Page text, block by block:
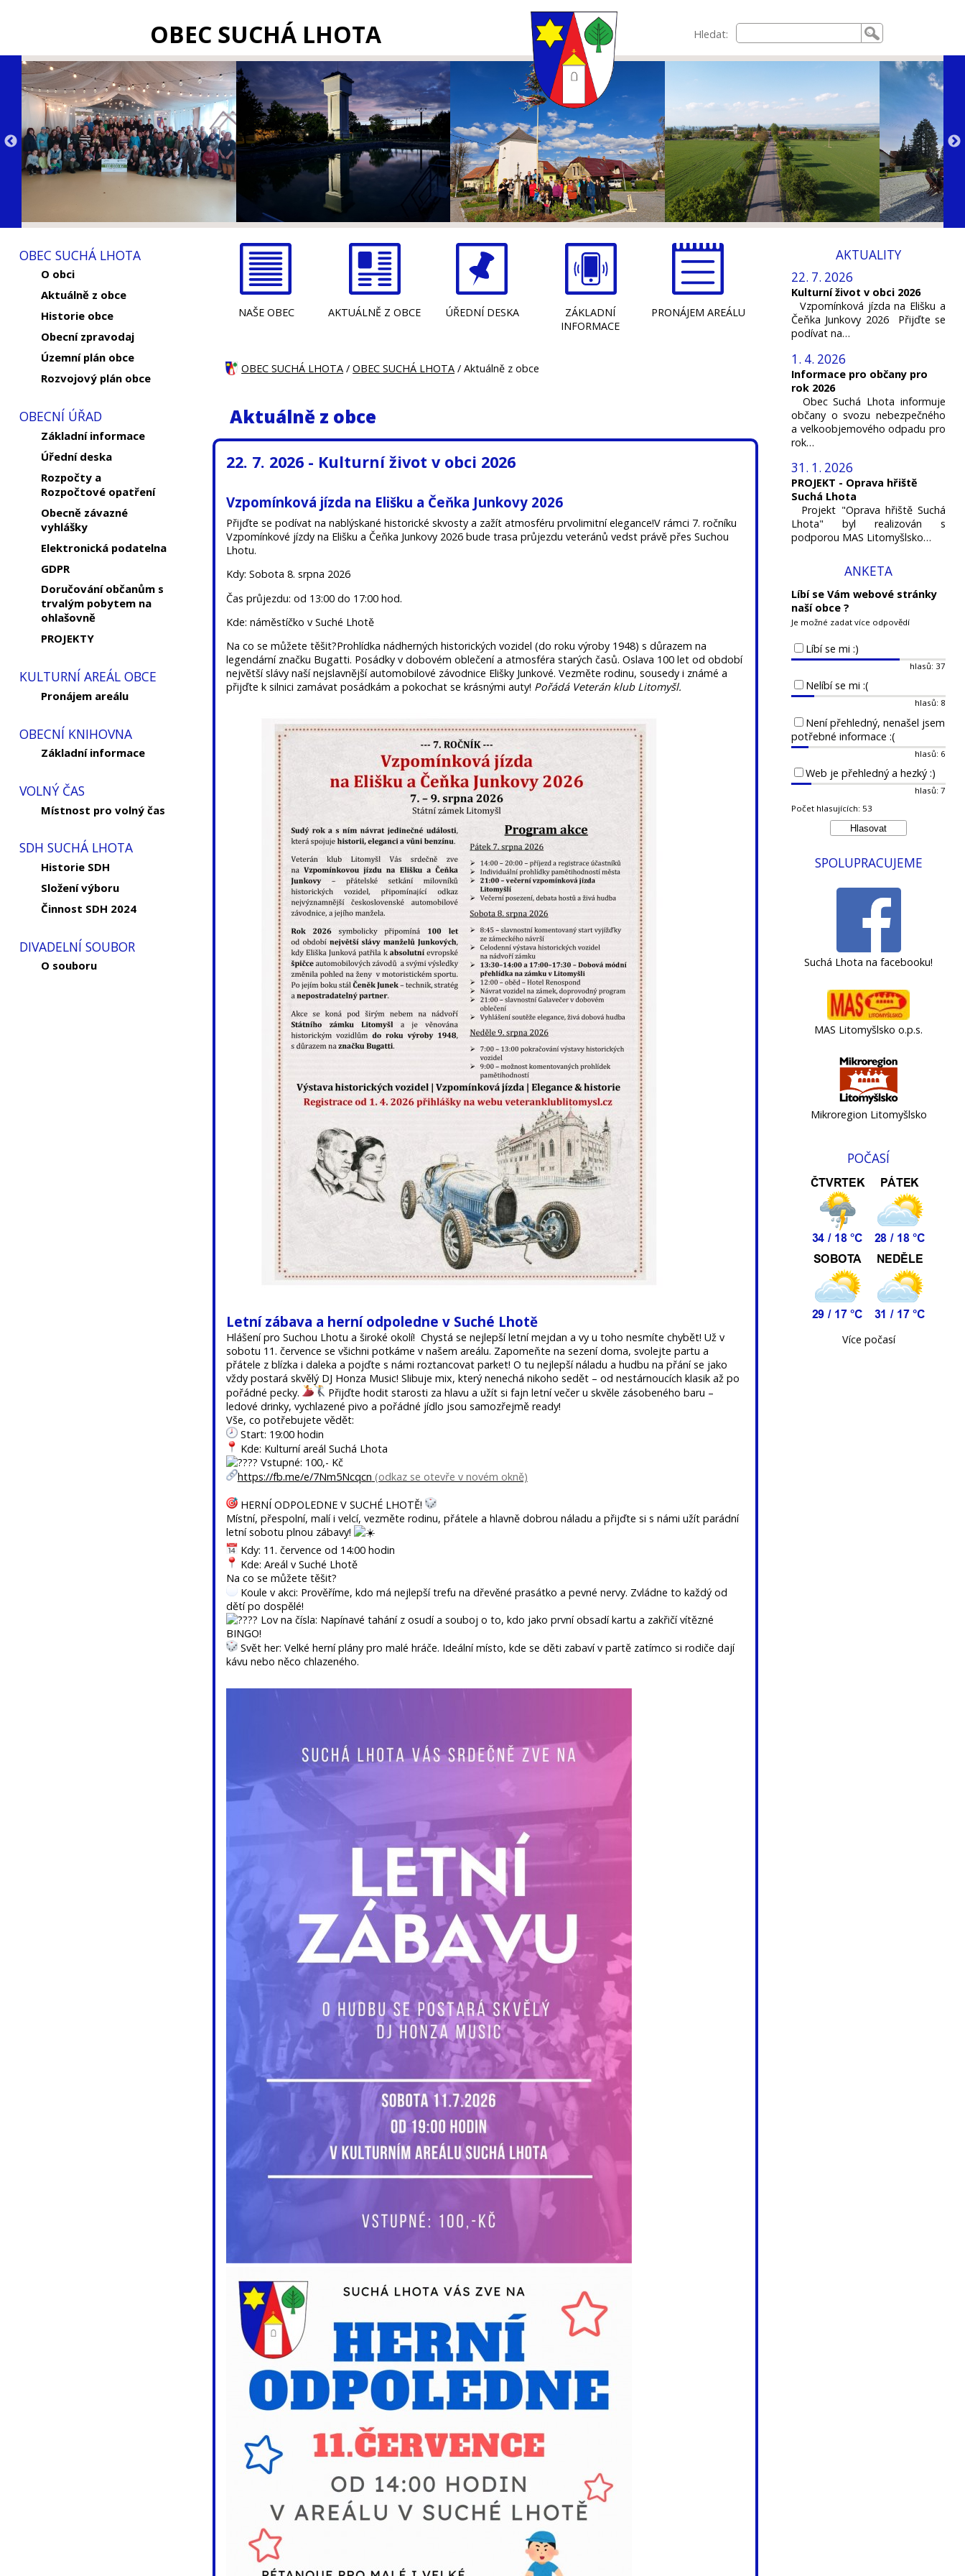
OBEC SUCHÁ LHOTA Hledat:
OBEC SUCHÁ LHOTA
O obci
Aktuálně z obce
Historie obce
Obecní zpravodaj
Územní plán obce
Rozvojový plán obce
OBECNÍ ÚŘAD
Základní informace
Úřední deska
Rozpočty a
Rozpočtové opatření
Obecně závazné
vyhlášky
Elektronická podatelna
GDPR
Doručování občanům s
trvalým pobytem na
ohlašovně
PROJEKTY
KULTURNÍ AREÁL OBCE
Pronájem areálu
OBECNÍ KNIHOVNA
Základní informace
VOLNÝ ČAS
Místnost pro volný čas
SDH SUCHÁ LHOTA
Historie SDH
Složení výboru
Činnost SDH 2024
DIVADELNÍ SOUBOR
O souboru
NAŠE OBEC AKTUÁLNĚ Z OBCE ÚŘEDNÍ DESKA
ZÁKLADNÍ
INFORMACE
PRONÁJEM AREÁLU
OBEC SUCHÁ LHOTA /OBEC SUCHÁ LHOTA / Aktuálně z obce
Aktuálně z obce
22. 7. 2026 - Kulturní život v obci 2026
Vzpomínková jízda na Elišku a Čeňka Junkovy 2026
Přijďte se podívat na nablýskané historické skvosty a zažít atmosféru prvolimitní elegance!V rámci 7. ročníku
Vzpomínkové jízdy na Elišku a Čeňka Junkovy 2026 bude trasa průjezdu veteránů vedst právě přes Suchou
Lhotu.
Kdy: Sobota 8. srpna 2026
Čas průjezdu: od 13:00 do 17:00 hod.
Kde: náměstíčko v Suché Lhotě
Na co se můžete těšit?Prohlídka nádherných historických vozidel (do roku výroby 1948) s důrazem na
legendární značku Bugatti. Posádky v dobovém oblečení a atmosféra starých časů. Oslava 100 let od období
největší slávy naší nejslavnější automobilové závodnice Elišky Junkové. Vezměte rodinu, sousedy i známé a
přijďte k silnici zamávat posádkám a pokochat se krásnými auty! Pořádá Veterán klub Litomyšl.
Letní zábava a herní odpoledne v Suché Lhotě
Hlášení pro Suchou Lhotu a široké okolí! Chystá se nejlepší letní mejdan a vy u toho nesmíte chybět! Už v
sobotu 11. července se všichni potkáme v našem areálu. Zapomeňte na sezení doma, svolejte partu a
přátele z blízka i daleka a pojďte s námi roztancovat parket! O tu nejlepší náladu a hudbu na přání se jako
vždy postará skvělý DJ Honza Music! Slibuje mix, který nenechá nikoho sedět – od nestárnoucích klasik až po
pořádné pecky.
Přijďte hodit starosti za hlavu a užít si fajn letní večer u skvěle zásobeného baru –
ledové drinky, vychlazené pivo a pořádné jídlo jsou samozřejmě ready!
Vše, co potřebujete vědět:
Start: 19:00 hodin
Kde: Kulturní areál Suchá Lhota
Vstupné: 100,- Kč
https://fb.me/e/7Nm5Ncqcn
HERNÍ ODPOLEDNE V SUCHÉ LHOTĚ!
Místní, přespolní, malí i velcí, vezměte rodinu, přátele a hlavně dobrou náladu a přijďte si s námi užít parádní
letní sobotu plnou zábavy!
Kdy: 11. července od 14:00 hodin
Kde: Areál v Suché Lhotě
Na co se můžete těšit?
Koule v akci: Prověříme, kdo má nejlepší trefu na dřevěné prasátko a pevné nervy. Zvládne to každý od
dětí po dospělé!
Lov na čísla: Napínavé tahání z osudí a souboj o to, kdo jako první obsadí kartu a zakřičí vítězné
BINGO!
Svět her: Velké herní plány pro malé hráče. Ideální místo, kde se děti zabaví v partě zatímco si rodiče dají
kávu nebo něco chlazeného.
AKTUALITY
22. 7. 2026
Kulturní život v obci 2026
Vzpomínková jízda na Elišku a
Čeňka Junkovy 2026 Přijďte se
podívat na…
1. 4. 2026
Informace pro občany pro
rok 2026
Obec Suchá Lhota informuje
občany o svozu nebezpečného
a velkoobjemového odpadu pro
rok…
31. 1. 2026
PROJEKT - Oprava hřiště
Suchá Lhota
Projekt "Oprava hřiště Suchá
Lhota" byl realizován s
podporou MAS Litomyšlsko…
ANKETA
Líbí se Vám webové stránky
naší obce ?
Je možné zadat více odpovědí
Líbí se mi :)
hlasů: 37
Nelíbí se mi :(
hlasů: 8
Není přehledný, nenašel jsem
potřebné informace :(
hlasů: 6
Web je přehledný a hezký :)
hlasů: 7
Počet hlasujících: 53
SPOLUPRACUJEME
Suchá Lhota na facebooku!
MAS Litomyšlsko o.p.s.
Mikroregion Litomyšlsko
POČASÍ
Více počasí